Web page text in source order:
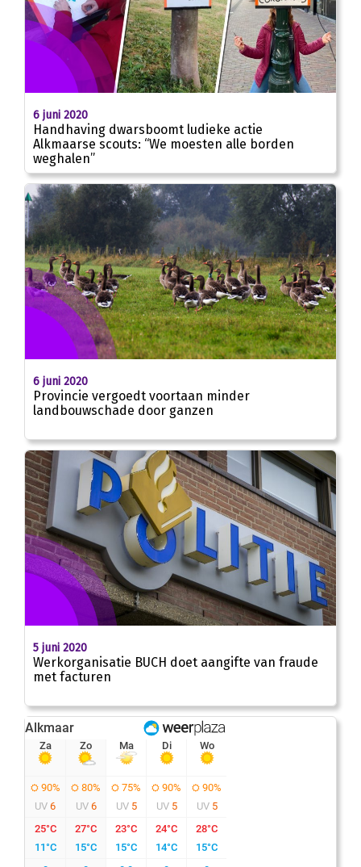
6 juni 2020
Handhaving dwarsboomt ludieke actie
Alkmaarse scouts: “We moesten alle borden
weghalen”
6 juni 2020
Provincie vergoedt voortaan minder
landbouwschade door ganzen
5 juni 2020
Werkorganisatie BUCH doet aangifte van fraude
met facturen